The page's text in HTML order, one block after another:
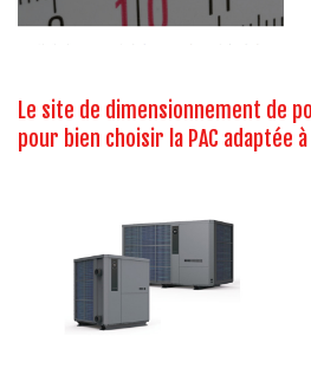
Le site de dimensionnement de
pour bien choisir la PAC adaptée